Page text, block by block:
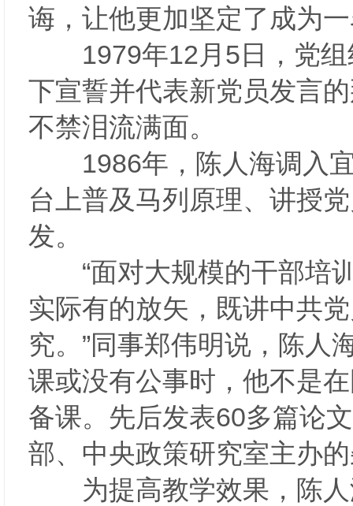
诲，让他更加坚定了成为
1979年12月5日，党组
下宣誓并代表新党员发言
不禁泪流满面。
1986年，陈人海调入宜
台上普及马列原理、讲授
发。
“面对大规模的干部培训
实际有的放矢，既讲中共
究。”同事郑伟明说，陈人
课或没有公事时，他不是
备课。先后发表60多篇论
部、中央政策研究室主办
为提高教学效果，陈人